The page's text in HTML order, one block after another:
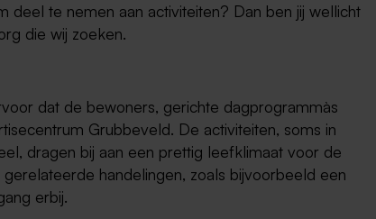
deel te nemen aan activiteiten? Dan ben jij wellicht
die wij zoeken.
dat de bewoners, gerichte dagprogramma`s
Grubbeveld. De activiteiten, soms in
dragen bij aan een prettig leefklimaat voor de
handelingen, zoals bijvoorbeeld een
erbij.